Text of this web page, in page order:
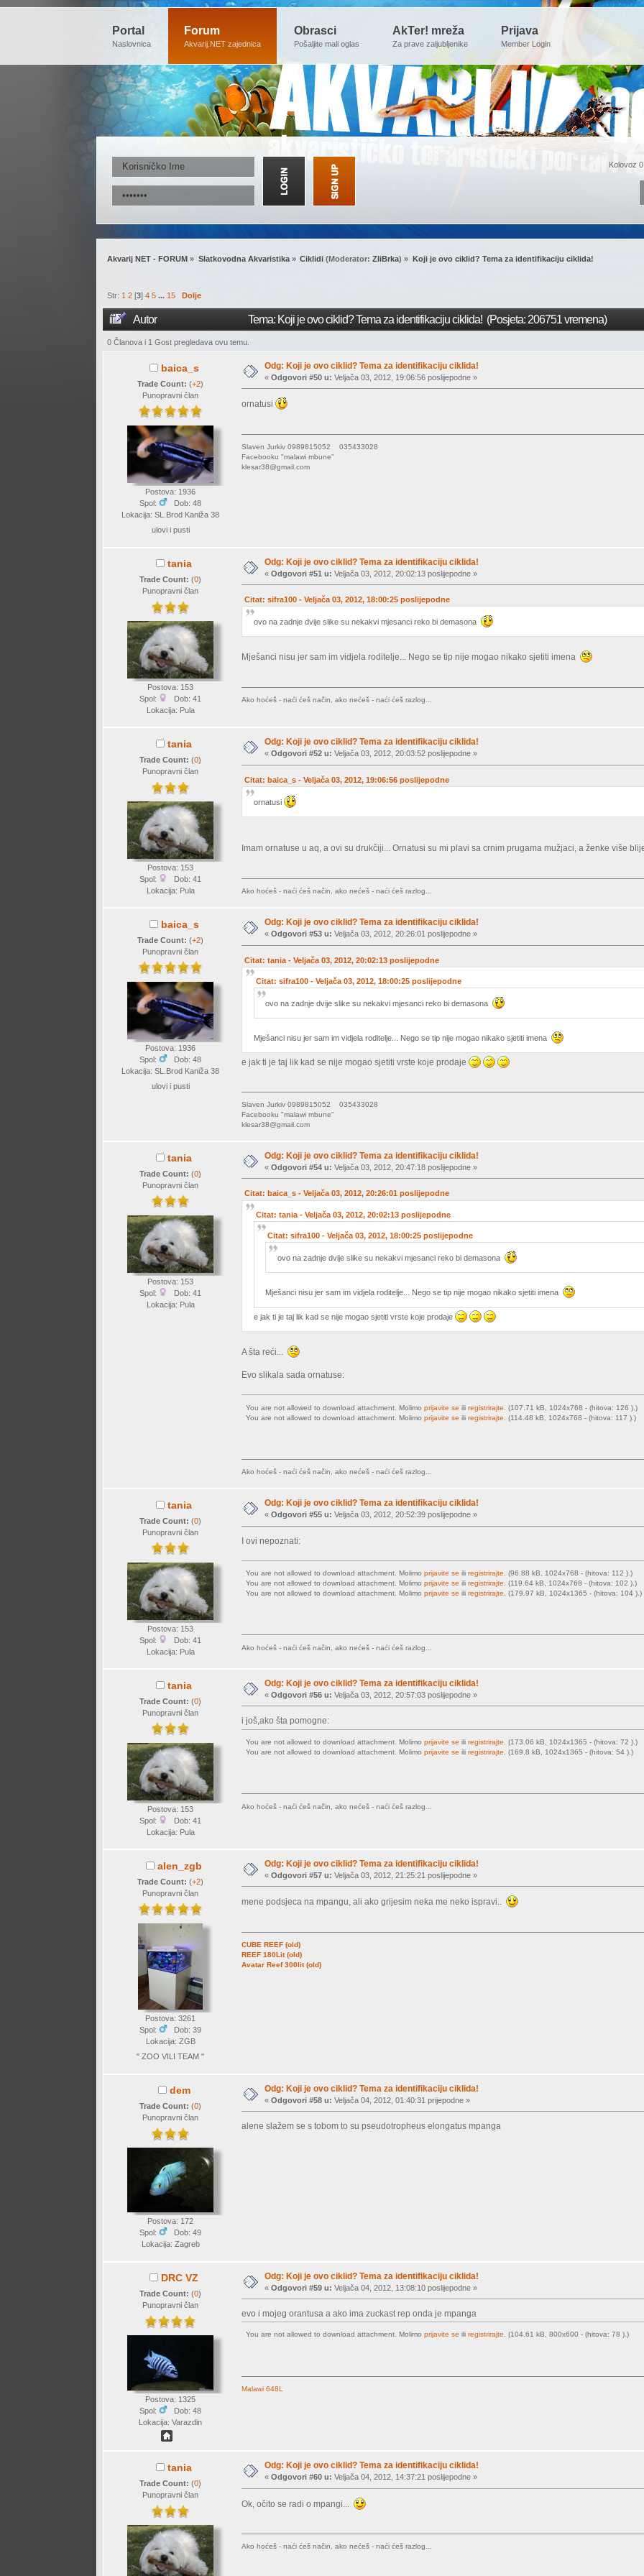
Portal
Naslovnica
Forum
Akvarij.NET zajednica
Obrasci
Pošaljite mali oglas
AkTer! mreža
Za prave zaljubljenike
Prijava
Member Login
Kolovoz
Akvarij NET - FORUM » Slatkovodna Akvaristika» Ciklidi (Moderator:ZliBrka) » Koji je ovo ciklid? Tema za identifikaciju ciklida!
Str: 1 2[3] 4 5 ... 15 Dolje
Autor Tema: Koji je ovo ciklid? Tema za identifikaciju ciklida! (Posjeta: 206751 vremena)
0 Članova i 1 Gost pregledava ovu temu.
baica_s
Trade Count:(+2)
Punopravni član
Postova: 1936
Spol:
Dob: 48
Lokacija: SL.Brod Kaniža 38
ulovi i pusti
Odg: Koji je ovo ciklid? Tema za identifikaciju ciklida!
«Odgovori #50 u: Veljača 03, 2012, 19:06:56 poslijepodne »
ornatusi
Slaven Jurkiv 0989815052 035433028
Facebooku "malawi mbune"
klesar38@gmail.com
tania
Trade Count:(0)
Punopravni član
Postova: 153
Spol:
Dob: 41
Lokacija: Pula
Odg: Koji je ovo ciklid? Tema za identifikaciju ciklida!
«Odgovori #51 u: Veljača 03, 2012, 20:02:13 poslijepodne »
Citat: sifra100 - Veljača 03, 2012, 18:00:25 poslijepodne
ovo na zadnje dvije slike su nekakvi mjesanci reko bi demasona
Mješanci nisu jer sam im vidjela roditelje... Nego se tip nije mogao nikako sjetiti imena
Ako hoćeš - naći ćeš način, ako nećeš - naći ćeš razlog...
tania
Trade Count:(0)
Punopravni član
Postova: 153
Spol:
Dob: 41
Lokacija: Pula
Odg: Koji je ovo ciklid? Tema za identifikaciju ciklida!
«Odgovori #52 u: Veljača 03, 2012, 20:03:52 poslijepodne »
Citat: baica_s - Veljača 03, 2012, 19:06:56 poslijepodne
ornatusi
Imam ornatuse u aq, a ovi su drukčiji... Ornatusi su mi plavi sa crnim prugama mužjaci, a ženke više
Ako hoćeš - naći ćeš način, ako nećeš - naći ćeš razlog...
baica_s
Trade Count:(+2)
Punopravni član
Postova: 1936
Spol:
Dob: 48
Lokacija: SL.Brod Kaniža 38
ulovi i pusti
Odg: Koji je ovo ciklid? Tema za identifikaciju ciklida!
«Odgovori #53 u: Veljača 03, 2012, 20:26:01 poslijepodne »
Citat: tania - Veljača 03, 2012, 20:02:13 poslijepodne
Citat: sifra100 - Veljača 03, 2012, 18:00:25 poslijepodne
ovo na zadnje dvije slike su nekakvi mjesanci reko bi demasona
Mješanci nisu jer sam im vidjela roditelje... Nego se tip nije mogao nikako sjetiti imena
e jak ti je taj lik kad se nije mogao sjetiti vrste koje prodaje
Slaven Jurkiv 0989815052 035433028
Facebooku "malawi mbune"
klesar38@gmail.com
tania
Trade Count:(0)
Punopravni član
Postova: 153
Spol:
Dob: 41
Lokacija: Pula
Odg: Koji je ovo ciklid? Tema za identifikaciju ciklida!
«Odgovori #54 u: Veljača 03, 2012, 20:47:18 poslijepodne »
Citat: baica_s - Veljača 03, 2012, 20:26:01 poslijepodne
Citat: tania - Veljača 03, 2012, 20:02:13 poslijepodne
Citat: sifra100 - Veljača 03, 2012, 18:00:25 poslijepodne
ovo na zadnje dvije slike su nekakvi mjesanci reko bi demasona
Mješanci nisu jer sam im vidjela roditelje... Nego se tip nije mogao nikako sjetiti imena
e jak ti je taj lik kad se nije mogao sjetiti vrste koje prodaje
A šta reći...
Evo slikala sada ornatuse:
You are not allowed to download attachment. Molimo prijavite se ili registrirajte . (107.71 kB, 1024x768 - (hitova: 126 ).)
You are not allowed to download attachment. Molimo prijavite se ili registrirajte . (114.48 kB, 1024x768 - (hitova: 117 ).)
Ako hoćeš - naći ćeš način, ako nećeš - naći ćeš razlog...
tania
Trade Count:(0)
Punopravni član
Postova: 153
Spol:
Dob: 41
Lokacija: Pula
Odg: Koji je ovo ciklid? Tema za identifikaciju ciklida!
«Odgovori #55 u: Veljača 03, 2012, 20:52:39 poslijepodne »
I ovi nepoznati:
You are not allowed to download attachment. Molimo prijavite se ili registrirajte . (96.88 kB, 1024x768 - (hitova: 112 ).)
You are not allowed to download attachment. Molimo prijavite se ili registrirajte . (119.64 kB, 1024x768 - (hitova: 102 ).)
You are not allowed to download attachment. Molimo prijavite se ili registrirajte . (179.97 kB, 1024x1365 - (hitova: 104 ).)
Ako hoćeš - naći ćeš način, ako nećeš - naći ćeš razlog...
tania
Trade Count:(0)
Punopravni član
Postova: 153
Spol:
Dob: 41
Lokacija: Pula
Odg: Koji je ovo ciklid? Tema za identifikaciju ciklida!
«Odgovori #56 u: Veljača 03, 2012, 20:57:03 poslijepodne »
i još,ako šta pomogne:
You are not allowed to download attachment. Molimo prijavite se ili registrirajte . (173.06 kB, 1024x1365 - (hitova: 72 ).)
You are not allowed to download attachment. Molimo prijavite se ili registrirajte . (169.8 kB, 1024x1365 - (hitova: 54 ).)
Ako hoćeš - naći ćeš način, ako nećeš - naći ćeš razlog...
alen_zgb
Trade Count:(+2)
Punopravni član
Postova: 3261
Spol:
Dob: 39
Lokacija: ZGB
" ZOO VILI TEAM "
Odg: Koji je ovo ciklid? Tema za identifikaciju ciklida!
«Odgovori #57 u: Veljača 03, 2012, 21:25:21 poslijepodne »
mene podsjeca na mpangu, ali ako grijesim neka me neko ispravi..
CUBE REEF (old)
REEF 180Lit (old)
Avatar Reef 300lit (old)
dem
Trade Count:(0)
Punopravni član
Postova: 172
Spol:
Dob: 49
Lokacija: Zagreb
Odg: Koji je ovo ciklid? Tema za identifikaciju ciklida!
«Odgovori #58 u: Veljača 04, 2012, 01:40:31 prijepodne »
alene slažem se s tobom to su pseudotropheus elongatus mpanga
DRC VZ
Trade Count:(0)
Punopravni član
Postova: 1325
Spol:
Dob: 48
Lokacija: Varazdin
Odg: Koji je ovo ciklid? Tema za identifikaciju ciklida!
«Odgovori #59 u: Veljača 04, 2012, 13:08:10 poslijepodne »
evo i mojeg orantusa a ako ima zuckast rep onda je mpanga
You are not allowed to download attachment. Molimo prijavite se ili registrirajte . (104.61 kB, 800x600 - (hitova: 78 ).)
Malawi 648L
tania
Trade Count:(0)
Punopravni član
Odg: Koji je ovo ciklid? Tema za identifikaciju ciklida!
«Odgovori #60 u: Veljača 04, 2012, 14:37:21 poslijepodne »
Ok, očito se radi o mpangi...
Ako hoćeš - naći ćeš način, ako nećeš - naći ćeš razlog...